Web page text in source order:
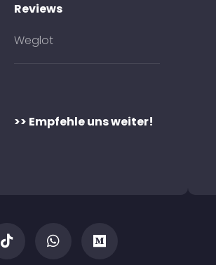
Reviews
Weglot
>> Empfehle uns weiter!